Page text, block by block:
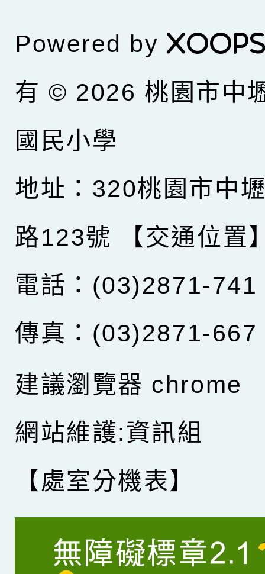
Powered by
有 © 2026 桃園市中
國民小學
地址：320桃園市中
路123號
【交通位置
電話：(03)2871-741
傳真：(03)2871-667
建議瀏覽器 chrome
網站維護:資訊組
【處室分機表】